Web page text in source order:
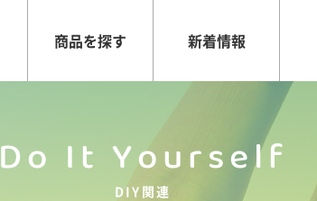
商品を探す 新着情報
Do It Yourself
DIY関連